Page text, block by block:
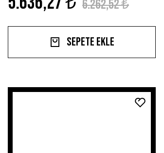
6.262,52 ₺
Sepete Ekle